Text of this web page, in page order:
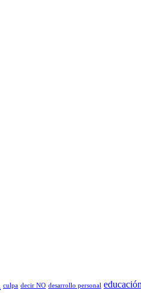
culpa decir NO desarrollo personal